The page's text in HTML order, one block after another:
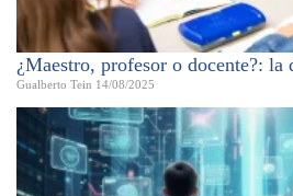
¿Maestro, profesor o docente?:
Gualberto Tein 14/08/2025